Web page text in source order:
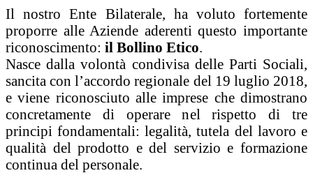
Il nostro Ente Bilaterale, ha voluto fortemente
proporre alle Aziende aderenti questo importante
riconoscimento: il Bollino Etico.
Nasce dalla volontà condivisa delle Parti Sociali,
sancita con l’accordo regionale del 19 luglio 2018,
e viene riconosciuto alle imprese che dimostrano
concretamente di operare nel rispetto di tre
principi fondamentali: legalità, tutela del lavoro e
qualità del prodotto e del servizio e formazione
continua del personale.